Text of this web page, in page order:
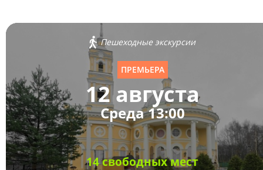
Пешеходные экскурсии
ПРЕМЬЕРА
12 августа
Среда 13:00
14 свободных мест